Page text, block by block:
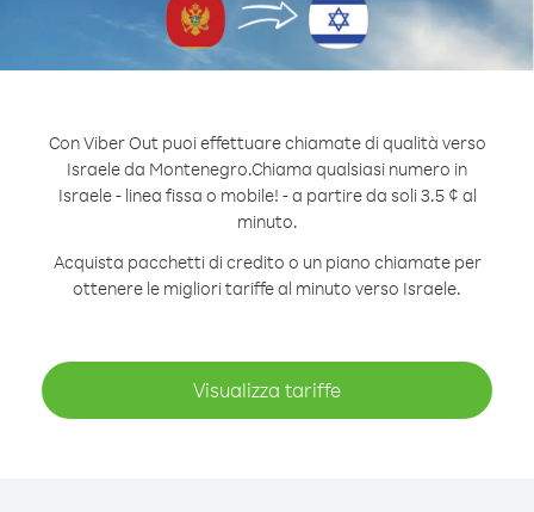
Con Viber Out puoi effettuare chiamate di qualità verso
Israele da Montenegro.Chiama qualsiasi numero in
Israele - linea fissa o mobile! - a partire da soli 3.5 ¢ al
minuto.
Acquista pacchetti di credito o un piano chiamate per
ottenere le migliori tariffe al minuto verso Israele.
Visualizza tariffe